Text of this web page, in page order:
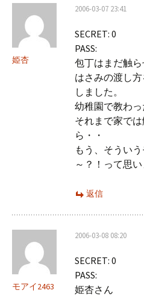
姫杏
2006-03-07 23:41
SECRET: 0
PASS:
包丁はまだ触ら
はさみの渡し
しました。
幼稚園で教わっ
それまで家で
ら・・
もう、そうい
～？！って思い
返信
モアイ2463
2006-03-08 08:20
SECRET: 0
PASS:
姫杏さん